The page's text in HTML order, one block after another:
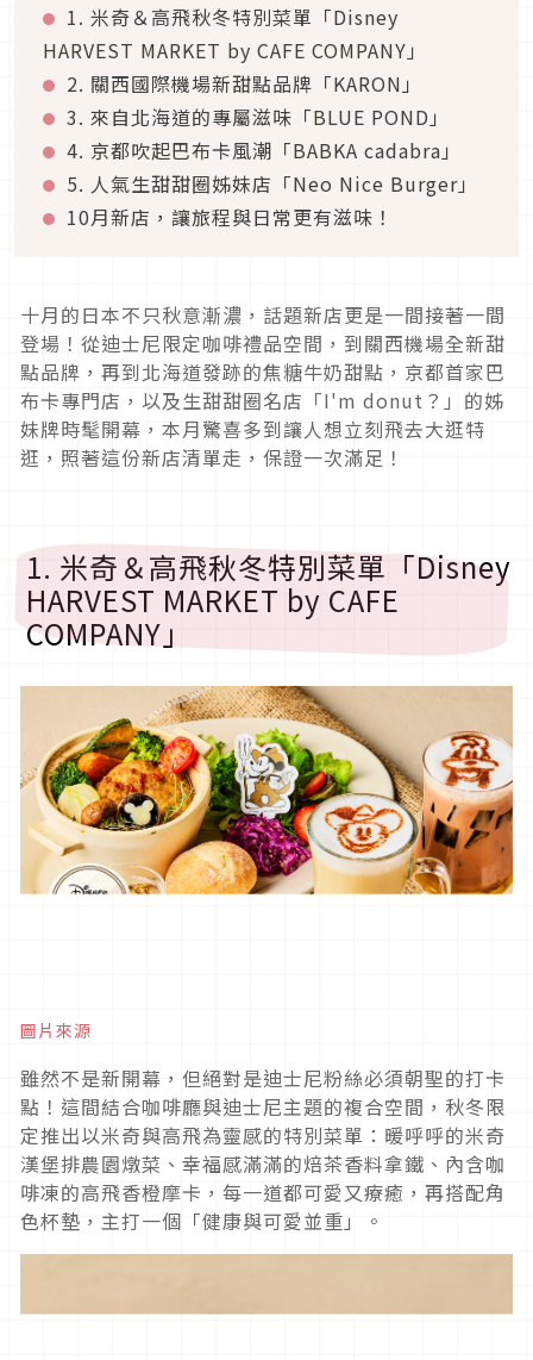
1. 米奇＆高飛秋冬特別菜單「Disney
HARVEST MARKET by CAFE COMPANY」
2. 關西國際機場新甜點品牌「KARON」
3. 來自北海道的專屬滋味「BLUE POND」
4. 京都吹起巴布卡風潮「BABKA cadabra」
5. 人氣生甜甜圈姊妹店「Neo Nice Burger」
10月新店，讓旅程與日常更有滋味！
十月的日本不只秋意漸濃，話題新店更是一間接著一間
登場！從迪士尼限定咖啡禮品空間，到關西機場全新甜
點品牌，再到北海道發跡的焦糖牛奶甜點，京都首家巴
布卡專門店，以及生甜甜圈名店「I'm donut？」的姊
妹牌時髦開幕，本月驚喜多到讓人想立刻飛去大逛特
逛，照著這份新店清單走，保證一次滿足！
1. 米奇＆高飛秋冬特別菜單「Disney
HARVEST MARKET by CAFE
COMPANY」
圖片來源
雖然不是新開幕，但絕對是迪士尼粉絲必須朝聖的打卡
點！這間結合咖啡廳與迪士尼主題的複合空間，秋冬限
定推出以米奇與高飛為靈感的特別菜單：暖呼呼的米奇
漢堡排農園燉菜、幸福感滿滿的焙茶香料拿鐵、內含咖
啡凍的高飛香橙摩卡，每一道都可愛又療癒，再搭配角
色杯墊，主打一個「健康與可愛並重」。